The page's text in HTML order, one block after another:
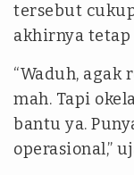
tersebut
akhirnya tetap
“Waduh,
mah. Tapi
bantu ya.
operasional,”